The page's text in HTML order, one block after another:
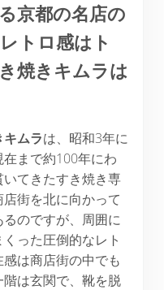
京都の名店の
トロ感はト
焼きキムラは
ムラは、昭和3年に
まで約100年にわ
てきたすき焼き専
街を北に向かって
のですが、周囲に
った圧倒的なレト
は商店街の中でも
は玄関で、靴を脱